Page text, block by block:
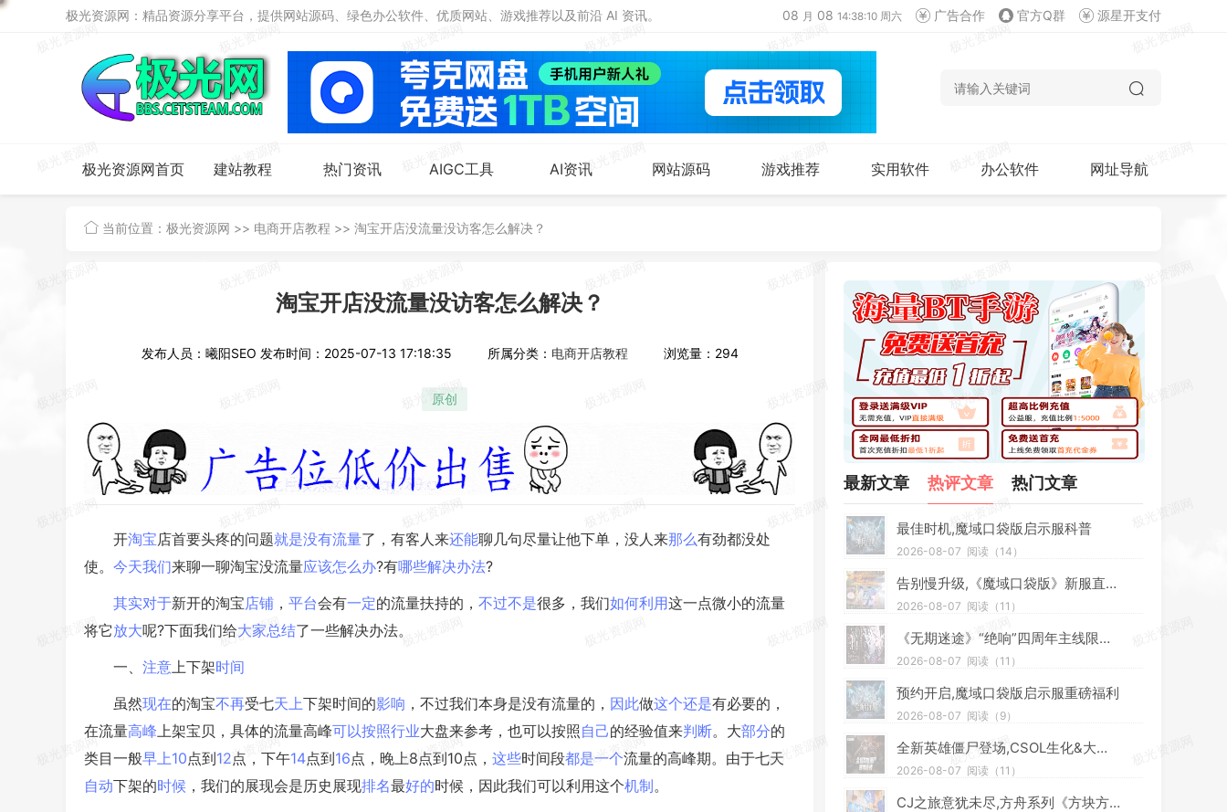
极光资源网：精品资源分享平台，提供网站源码、绿色办公软件、优质网站、游戏推荐以及前沿 AI 资讯。 08 月 08 14:38:11 周六 广告合作 官方Q群 源星开支付
极光资源网首页 建站教程 热门资讯 AIGC工具 AI资讯 网站源码 游戏推荐 实用软件 办公软件 网址导航
当前位置： 极光资源网 >> 电商开店教程 >> 淘宝开店没流量没访客怎么解决？
淘宝开店没流量没访客怎么解决？
发布人员：曦阳SEO 发布时间：2025-07-13 17:18:35 所属分类： 电商开店教程 浏览量：294
原创
开淘宝店首要头疼的问题就是没有流量了，有客人来还能聊几句尽量让他下单，没人来那么有劲都没处
使。 今天我们来聊一聊淘宝没流量应该怎么办?有哪些解决办法?
其实对于新开的淘宝店铺 ， 平台会有一定的流量扶持的， 不过不是很多，我们如何利用这一点微小的流量
将它放大呢?下面我们给大家总结了一些解决办法。
一、 注意上下架时间
虽然现在的淘宝不再受七天上下架时间的影响 ，不过我们本身是没有流量的， 因此做这个还是有必要的，
在流量高峰上架宝贝，具体的流量高峰可以按照行业大盘来参考，也可以按照 自己的经验值来判断。大部分的
类目一般早上10点到12点，下午14点到16点，晚上8点到10点， 这些时间段都是一个流量的高峰期。由于七天
自动下架的时候 ，我们的展现会是历史展现排名最好的时候，因此我们可以利用这个机制。
最新文章 热评文章 热门文章
最佳时机,魔域口袋版启示服科普
2026-08-07 阅读（14）
告别慢升级,《魔域口袋版》新服直升福利直接送
2026-08-07 阅读（11）
《无期迷途》“绝响”四周年主线限时活动今日开启
2026-08-07 阅读（11）
预约开启,魔域口袋版启示服重磅福利
2026-08-07 阅读（9）
全新英雄僵尸登场,CSOL生化&大灾变联赛重启
2026-08-07 阅读（11）
CJ之旅意犹未尽,方舟系列《方块方舟》大型 DLC 发售在即